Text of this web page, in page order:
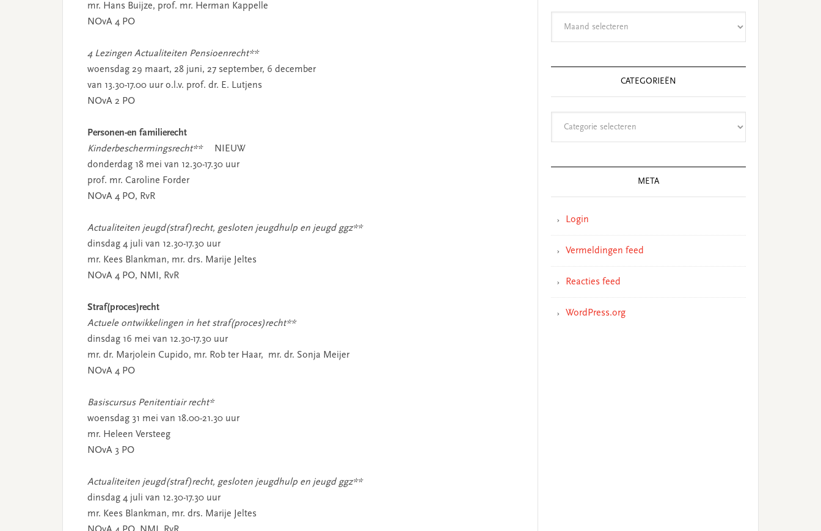
mr. Hans Buijze, prof. mr. Herman Kappelle
NOvA 4 PO
4 Lezingen Actualiteiten Pensioenrecht**
woensdag 29 maart, 28 juni, 27 september, 6 december
van 13.30-17.00 uur o.l.v. prof. dr. E. Lutjens
NOvA 2 PO
Personen-en familierecht
Kinderbeschermingsrecht**NIEUW
donderdag 18 mei van 12.30-17.30 uur
prof. mr. Caroline Forder
NOvA 4 PO, RvR
Actualiteiten jeugd(straf)recht, gesloten jeugdhulp en jeugd ggz**
dinsdag 4 juli van 12.30-17.30 uur
mr. Kees Blankman, mr. drs. Marije Jeltes
NOvA 4 PO, NMI, RvR
Straf(proces)recht
Actuele ontwikkelingen in het straf(proces)recht**
dinsdag 16 mei van 12.30-17.30 uur
mr. dr. Marjolein Cupido, mr. Rob ter Haar, mr. dr. Sonja Meijer
NOvA 4 PO
Basiscursus Penitentiair recht*
woensdag 31 mei van 18.00-21.30 uur
mr. Heleen Versteeg
NOvA 3 PO
Actualiteiten jeugd(straf)recht, gesloten jeugdhulp en jeugd ggz**
dinsdag 4 juli van 12.30-17.30 uur
mr. Kees Blankman, mr. drs. Marije Jeltes
CATEGORIEËN
META
Login
Vermeldingen feed
Reacties feed
WordPress.org